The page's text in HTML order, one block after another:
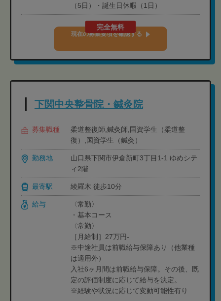
（5日）・誕生日休暇（1日）
完全無料
現在の募集要項を確認する
下関中央整骨院・鍼灸院
募集職種
柔道整復師,鍼灸師,国資学生（柔道整
復）,国資学生（鍼灸）
勤務地
山口県下関市伊倉新町3丁目1-1 ゆめシテ
ィ2階
最寄駅 綾羅木 徒歩10分
給与
〈常勤〉
・基本コース
〈常勤〉
［月給制］27万円-
※中途社員は前職給与保障あり（他業種
は適用外）
入社6ヶ月間は前職給与保障。その後、既
定の評価制度に応じて給与を決定。
※経験や状況に応じて変動可能性有り